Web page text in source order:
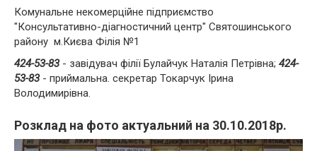
Комунальне некомерційне підприємство
"Консультативно-діагностичний центр" Святошинського
району м.Києва Філія №1
424-53-83- завідувач філії Булайчук Наталія Петрівна; 424-
53-83- приймальна. cекретар Токарчук Ірина
Володимирівна.
Розклад на фото актуальний на 30.10.2018р.